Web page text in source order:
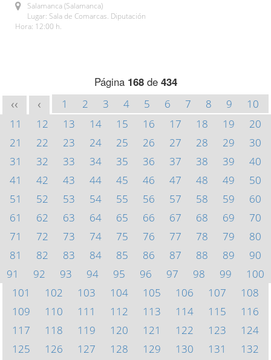
Salamanca (Salamanca)
Lugar: Sala de Comarcas. Diputación
Hora: 12:00 h.
Página 168de 434
<< < 1 2 3 4 5 6 7 8 9
10
11
12 13 14 15 16 17 18 19
20
21
22 23 24 25 26 27 28 29
30
31
32 33 34 35 36 37 38 39
40
41
42 43 44 45 46 47 48 49
50
51
52 53 54 55 56 57 58 59
60
61
62 63 64 65 66 67 68 69
70
71
72 73 74 75 76 77 78 79
80
81
82 83 84 85 86 87 88 89
90
91
92 93 94 95 96 97 98 99
100
101
102 103 104 105 106 107
108
109
110 111 112 113 114 115
116
117
118 119 120 121 122 123
124
125
126 127 128 129 130 131
132